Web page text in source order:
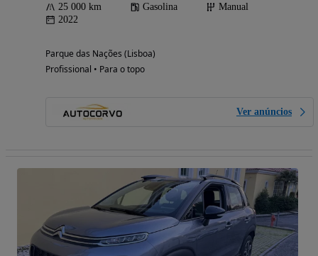
25 000 km Gasolina
Manual
2022
Parque das Nações (Lisboa)
Profissional • Para o topo
Ver anúncios